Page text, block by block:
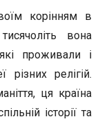
корінням в
вона
проживали і
різних релігій.
ця країна
історії та